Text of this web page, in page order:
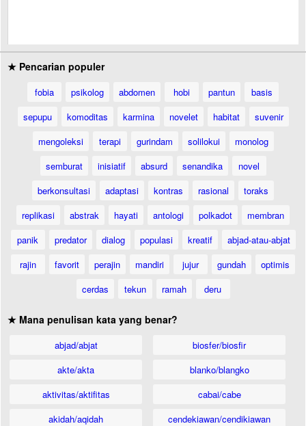
★ Pencarian populer
fobia psikolog abdomen hobi pantun
basis
sepupu
komoditas karmina novelet habitat
suvenir
mengoleksi
terapi gurindam solilokui
monolog
semburat
inisiatif absurd senandika
novel
berkonsultasi
adaptasi kontras rasional
toraks
replikasi
abstrak hayati antologi polkadot
membran
panik
predator dialog populasi kreatif
abjad-atau-abjat
rajin
favorit perajin mandiri jujur gundah
optimis
cerdas
tekun ramah deru
★ Mana penulisan kata yang benar?
abjad/abjat
akte/akta
aktivitas/aktifitas
akidah/aqidah
biosfer/biosfir
blanko/blangko
cabai/cabe
cendekiawan/cendikiawan